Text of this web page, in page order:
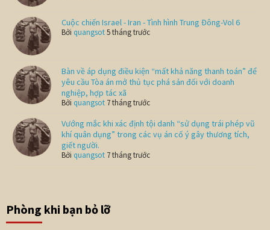
Cuộc chiến Israel - Iran - Tình hình Trung Đông-Vol 6
Bởi quangsot5 tháng trước
Bàn về áp dụng điều kiện “mất khả năng thanh toán” để
yêu cầu Tòa án mở thủ tục phá sản đối với doanh
nghiệp, hợp tác xã
Bởi quangsot 7 tháng trước
Vướng mắc khi xác định tội danh “sử dụng trái phép vũ
khí quân dụng” trong các vụ án cố ý gây thương tích,
giết người.
Bởi quangsot 7 tháng trước
Phòng khi bạn bỏ lỡ